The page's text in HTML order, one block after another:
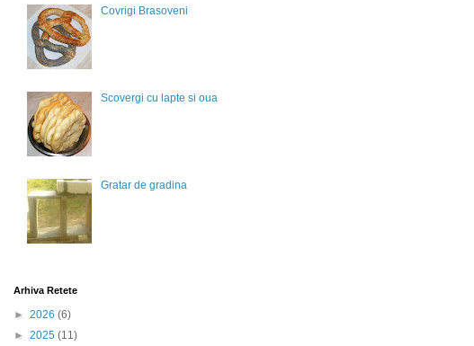
Covrigi Brasoveni
Scovergi cu lapte si oua
Gratar de gradina
Arhiva Retete
► 2026 (6)
► 2025 (11)